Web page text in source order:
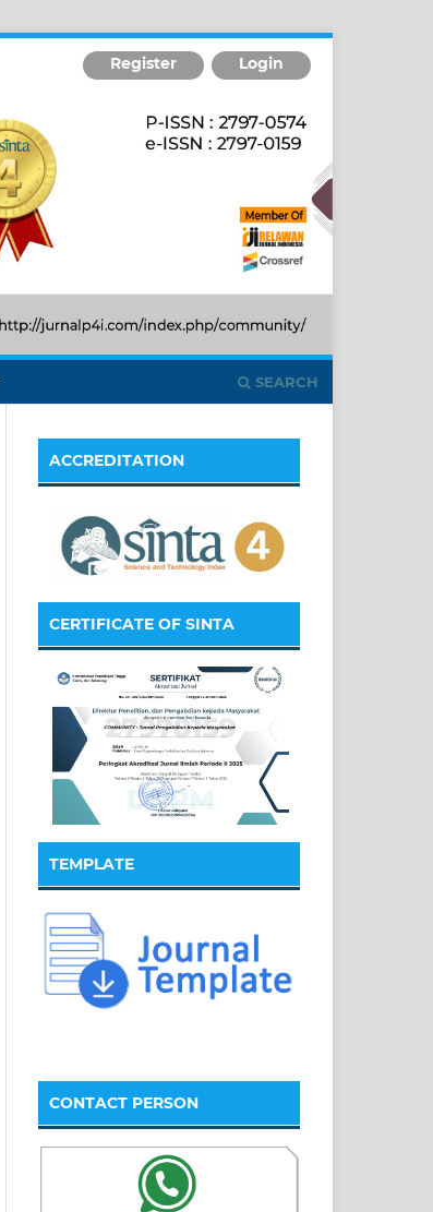
SEARCH
Register Login
ACCREDITATION
CERTIFICATE OF SINTA
TEMPLATE
CONTACT PERSON